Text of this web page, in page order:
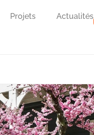
Projets Actualités